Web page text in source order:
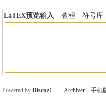
LaTEX预览输入 教程
符号库
Archiver 手机
Powered byDiscuz!